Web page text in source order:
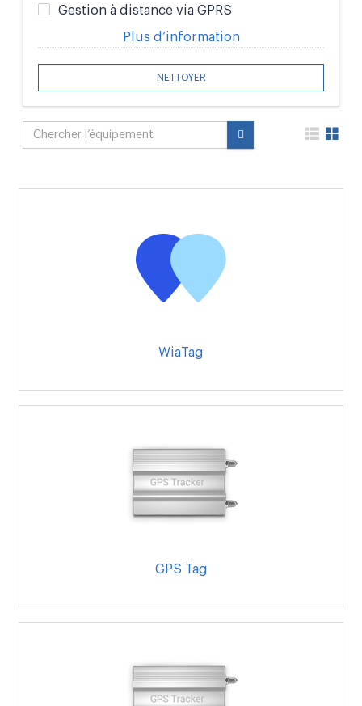
Gestion à distance via GPRS
Plus d’information
NETTOYER
WiaTag
GPS Tag